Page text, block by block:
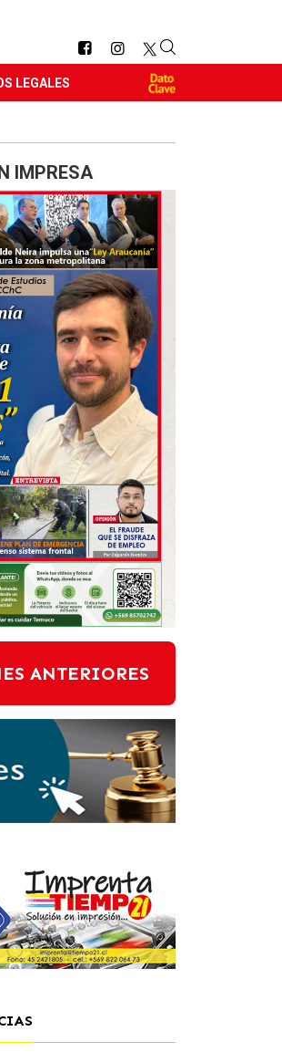
LEGALES
IMPRESA
ANTERIORES